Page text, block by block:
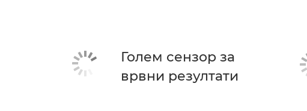
Голем сензор за
врвни резултати